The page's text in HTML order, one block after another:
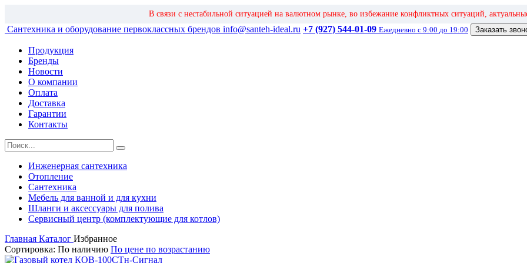
В связи с нестабильной ситуацией на валютном рынке, во избежание конфликтных ситуаций,
Сантехника и оборудование первоклассных брендов info@santeh-ideal.ru +7 (927) 544-01-09 Ежедневно с 9:00 до 19:00 Заказать
Продукция
Бренды
Новости
О компании
Оплата
Доставка
Гарантии
Контакты
Инженерная сантехника
Отопление
Сантехника
Мебель для ванной и для кухни
Шланги и аксессуары для полива
Сервисный центр (комплектующие для котлов)
Главная Каталог Избранное
Сортировка: По наличию По цене по возрастанию